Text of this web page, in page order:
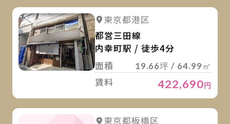
詳細を見る
東京都港区
都営三田線
内幸町駅 / 徒歩4分
面積
19.66坪 / 64.99㎡
賃料 422,690円
東京都板橋区